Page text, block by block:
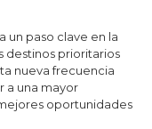
un paso clave en la
destinos prioritarios
nueva frecuencia
a una mayor
oportunidades